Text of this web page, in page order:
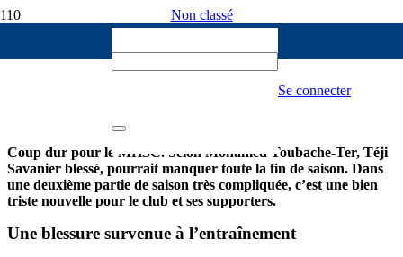
Se connecter
Non classé
Saison terminée pour Savanier ?
Coup dur pour le MHSC. Selon Mohamed Toubache-Ter, Téji
Savanier blessé, pourrait manquer toute la fin de saison. Dans
une deuxième partie de saison très compliquée, c’est une bien
triste nouvelle pour le club et ses supporters.
Une blessure survenue à l’entraînement